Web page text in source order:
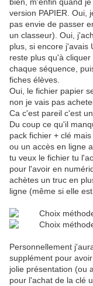
version PAPIER. Oui,
pas envie de passer
un classeur). Oui,
plus, si encore j'avais
reste plus qu'à
chaque séquence,
fiches élèves.
Oui, le fichier papier
non je vais pas
Ca c'est pareil c'est
Du coup ce qu'il
pack fichier + clé
ou un accès en ligne
tu veux le fichier tu
pour l'avoir en
achètes un truc en
ligne (même si elle
Personnellement
supplément pour
jolie présentation (ou
pour l'achat de la clé